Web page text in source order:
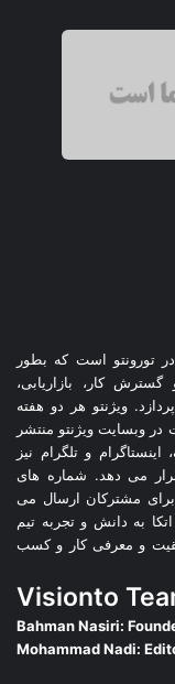
تورونتو است که بطور
کار، بازاریابی،
ویژنتو هر دو هفته
وبسایت ویژنتو منتشر
و تلگرام نیز
می دهد. شماره های
برای مشترکان ارسال می
به دانش و تجربه تیم
و معرفی کار و کسب
Visionto
Bahman Nasiri:
Mohammad Nadi: